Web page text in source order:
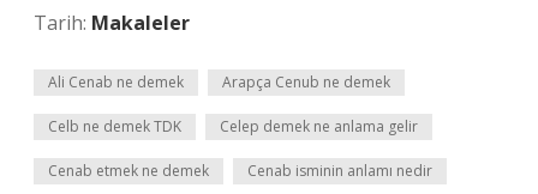
Tarih: Makaleler
Ali Cenab ne demek Arapça Cenub ne demek
Celb ne demek TDK Celep demek ne anlama gelir
Cenab etmek ne demek Cenab isminin anlamı nedir